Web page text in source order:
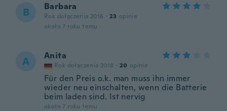
B Barbara
Rok dołączenia 2016 · 23 opinie
około 7 roku temu
A Anita
Rok dołączenia 2018 · 20 opinie
Für den Preis o.k. man muss ihn immer
wieder neu einschalten, wenn die Batterie
beim laden sind. Ist nervig
około 7 roku temu